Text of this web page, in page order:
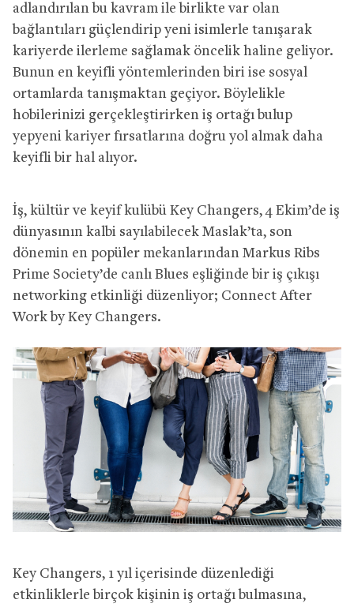
adlandırılan bu kavram ile birlikte var olan
bağlantıları güçlendirip yeni isimlerle tanışarak
kariyerde ilerleme sağlamak öncelik haline geliyor.
Bunun en keyifli yöntemlerinden biri ise sosyal
ortamlarda tanışmaktan geçiyor. Böylelikle
hobilerinizi gerçekleştirirken iş ortağı bulup
yepyeni kariyer fırsatlarına doğru yol almak daha
keyifli bir hal alıyor.
İş, kültür ve keyif kulübü Key Changers, 4 Ekim’de iş
dünyasının kalbi sayılabilecek Maslak’ta, son
dönemin en popüler mekanlarından Markus Ribs
Prime Society’de canlı Blues eşliğinde bir iş çıkışı
networking etkinliği düzenliyor; Connect After
Work by Key Changers.
Key Changers, 1 yıl içerisinde düzenlediği
etkinliklerle birçok kişinin iş ortağı bulmasına,